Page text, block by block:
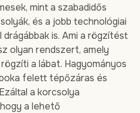
mint a szabadidős
és a jobb technológiai
is. Ami a rögzítést
olyan rendszert, amely
a lábat. Hagyományos
felett tépőzáras és
a korcsolya
a lehető